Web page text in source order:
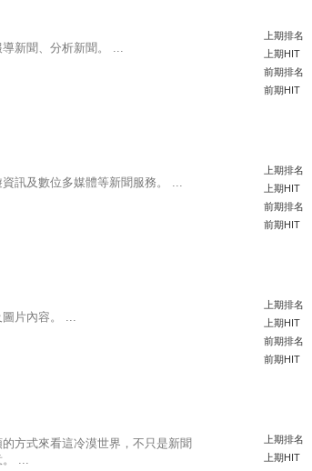
新聞、分析新聞。 ...
上期排名
上期HIT
前期排名
前期HIT
訊及數位多媒體等新聞服務。 ...
上期排名
上期HIT
前期排名
前期HIT
片內容。 ...
上期排名
上期HIT
前期排名
前期HIT
方式來看這冷漠世界，不只是新聞
。 ...
上期排名
上期HIT